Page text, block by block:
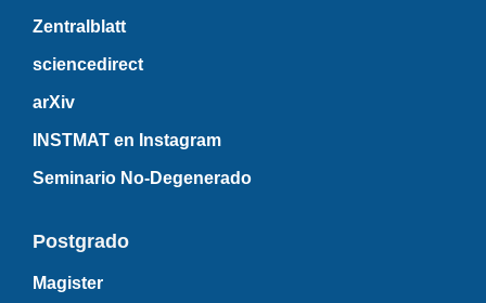
Zentralblatt
sciencedirect
arXiv
INSTMAT en Instagram
Seminario No-Degenerado
Postgrado
Magister